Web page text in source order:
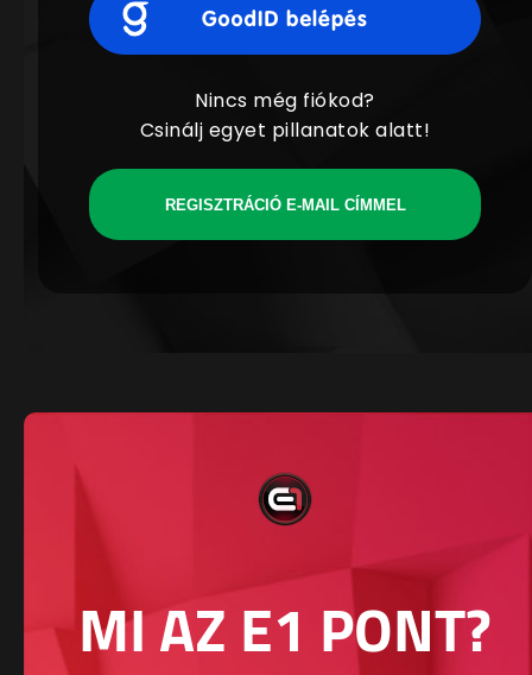
Nincs még fiókod?
Csinálj egyet pillanatok alatt!
REGISZTRÁCIÓ E-MAIL CÍMMEL
MI AZ E1 PONT?